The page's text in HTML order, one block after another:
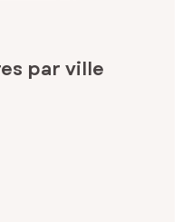
par ville